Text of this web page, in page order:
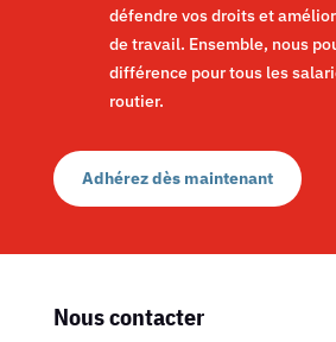
défendre vos droits et
de travail. Ensemble, nous
différence pour tous les
routier.
Adhérez dès maintenant
Nous contacter